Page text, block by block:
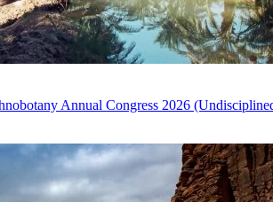
Annual Congress 2026